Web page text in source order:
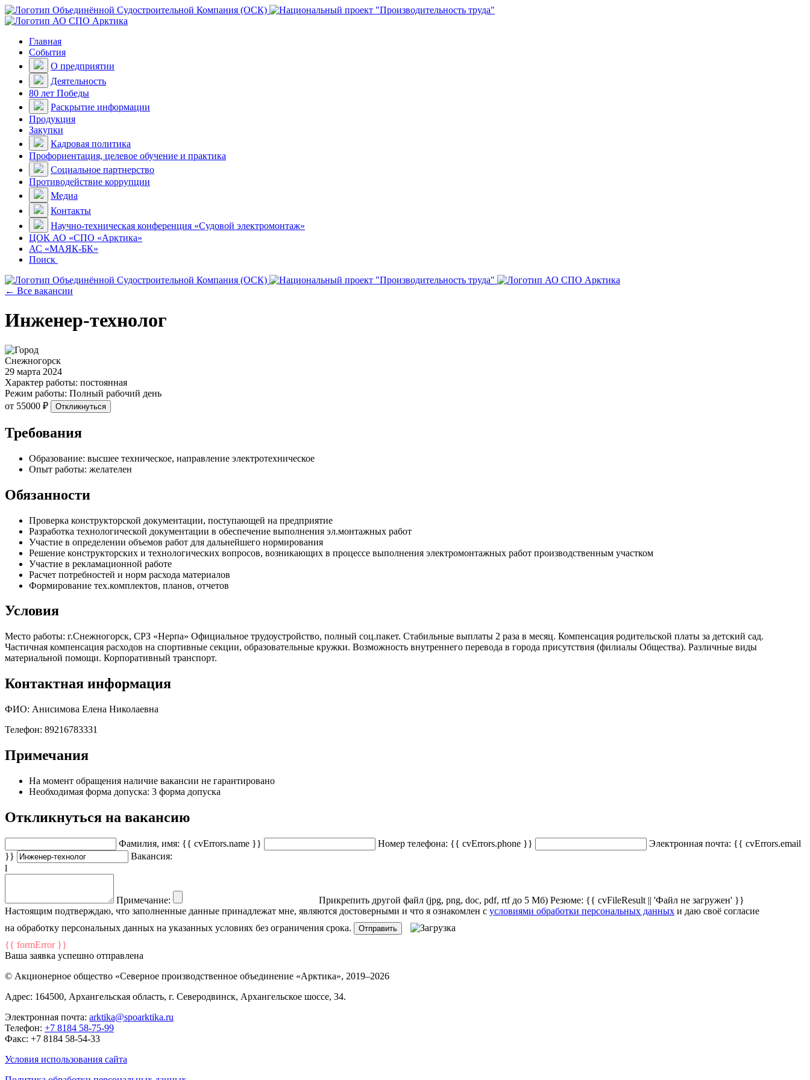
Главная
События
О предприятии
Деятельность
80 лет Победы
Раскрытие информации
Продукция
Закупки
Кадровая политика
Профориентация, целевое обучение и практика
Социальное партнерство
Противодействие коррупции
Медиа
Контакты
Научно-техническая конференция «Судовой электромонтаж»
ЦОК АО «СПО «Арктика»
АС «МАЯК-БК»
Поиск
← Все вакансии
Инженер-технолог
Снежногорск
29 марта 2024
Характер работы: постоянная
Режим работы: Полный рабочий день
от 55000 ₽
Откликнуться
Требования
Образование: высшее техническое, направление электротехническое
Опыт работы: желателен
Обязанности
Проверка конструкторской документации, поступающей на предприятие
Разработка технологической документации в обеспечение выполнения эл.монтажных работ
Участие в определении объемов работ для дальнейшего нормирования
Решение конструкторских и технологических вопросов, возникающих в процессе выполнения электромонтажных работ производственным участком
Участие в рекламационной работе
Расчет потребностей и норм расхода материалов
Формирование тех.комплектов, планов, отчетов
Условия
Место работы: г.Снежногорск, СРЗ «Нерпа» Официальное трудоустройство, полный соц.пакет. Стабильные выплаты 2 раза в месяц. Компенсация родительской платы за детский сад.
Частичная компенсация расходов на спортивные секции, образовательные кружки. Возможность внутреннего перевода в города присутствия (филиалы Общества). Различные виды
материальной помощи. Корпоративный транспорт.
Контактная информация
ФИО: Анисимова Елена Николаевна
Телефон: 89216783331
Примечания
На момент обращения наличие вакансии не гарантировано
Необходимая форма допуска: 3 форма допуска
Откликнуться на вакансию
Фамилия, имя: {{ cvErrors.name }} Номер телефона: {{ cvErrors.phone }} Электронная почта: {{ cvErrors.email
}}
Вакансия:
l
Примечание: Прикрепить другой файл (jpg, png, doc, pdf, rtf до 5 Мб) Резюме: {{ cvFileResult || 'Файл не загружен' }}
Настоящим подтверждаю, что заполненные данные принадлежат мне, являются достоверными и что я ознакомлен с условиями обработки персональных данных и даю своё согласие
на обработку персональных данных на указанных условиях без ограничения срока.
Отправить
{{ formError }}
Ваша заявка успешно отправлена
© Акционерное общество «Северное производственное объединение «Арктика», 2019–2026
Адрес: 164500, Архангельская область, г. Северодвинск, Архангельское шоссе, 34.
Электронная почта: arktika@spoarktika.ru
Телефон: +7 8184 58-75-99
Факс: +7 8184 58-54-33
Условия использования сайта